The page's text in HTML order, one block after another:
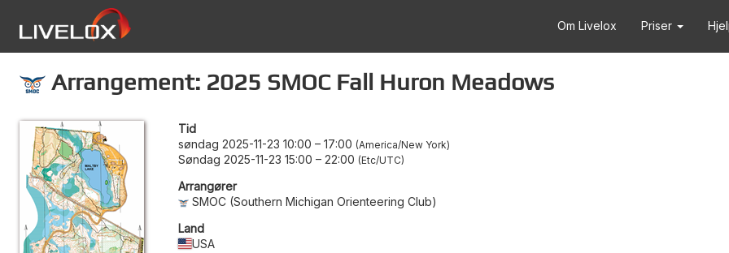
Om Livelox Priser
Arrangement: 2025 SMOC Fall Huron Meadows
Tid
søndag 2025-11-23 10:00 – 17:00 America/New York
Søndag 2025-11-23 15:00 – 22:00 Etc/UTC
Arrangører
SMOC (Southern Michigan Orienteering Club)
Land
USA